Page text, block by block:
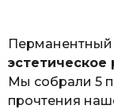
Мы собрали 5
прочтения